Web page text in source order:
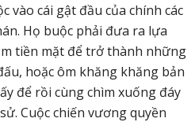
vào cái gật đầu của chính các
Họ buộc phải đưa ra lựa
tiền mặt để trở thành những
hoặc ôm khăng khăng bản
để rồi cùng chìm xuống đáy
Cuộc chiến vương quyền